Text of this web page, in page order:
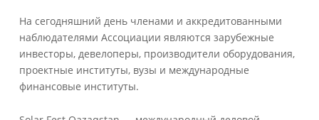
На сегодняшний день членами и аккредитованными
наблюдателями Ассоциации являются зарубежные
инвесторы, девелоперы, производители оборудования,
проектные институты, вузы и международные
финансовые институты.